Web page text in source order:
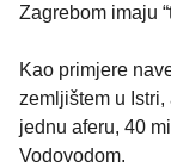
Zagrebom imaju
Kao primjere
zemljištem u Istri,
jednu aferu, 40
Vodovodom.